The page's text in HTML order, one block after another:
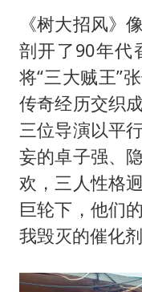
《树大招风》
剖开了90年代
将“三大贼王”
传奇经历交织
三位导演以平
妄的卓子强、
欢，三人性格
巨轮下，他们
我毁灭的催化剂